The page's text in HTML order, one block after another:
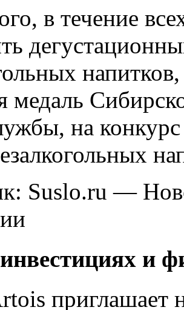
в течение
медаль
на
Suslo.ru —
и